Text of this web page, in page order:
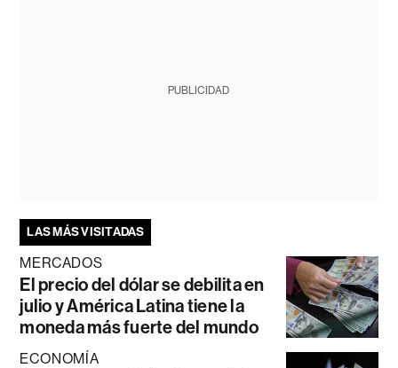
PUBLICIDAD
LAS MÁS VISITADAS
MERCADOS
El precio del dólar se debilita en
julio y América Latina tiene la
moneda más fuerte del mundo
ECONOMÍA